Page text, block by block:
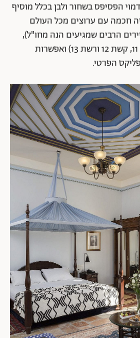
הפסיפס בשחור ולבן בכלל מוסיף
חכמה עם ערוצים מכל העולם
הרבים שמגיעים הנה מחו"ל),
ערוצים ישראלים (כאן 11, קשת 12 ורשת 13) ואפשרות
הפרטי.